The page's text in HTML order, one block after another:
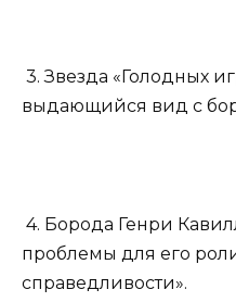
3. Звезда «Голодных
выдающийся вид с
4. Борода Генри
проблемы для его
справедливости».